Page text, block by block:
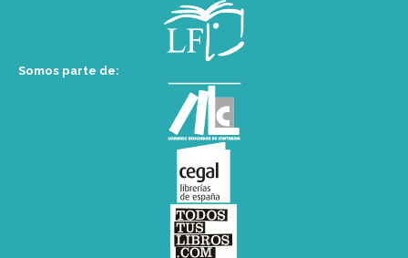
Somos parte de: